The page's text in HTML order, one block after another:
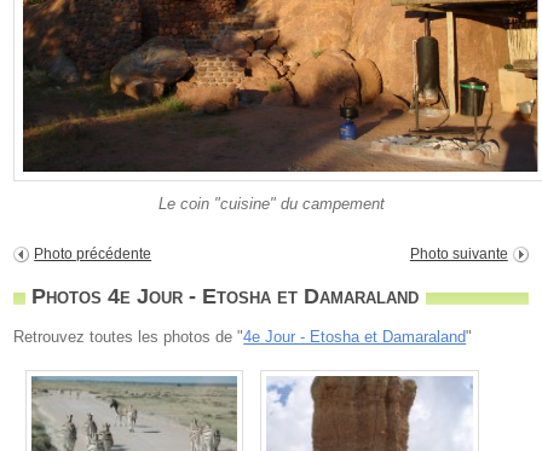
Le coin "cuisine" du campement
Photo précédente Photo suivante
Photos 4e Jour - Etosha et Damaraland
Retrouvez toutes les photos de "4e Jour - Etosha et Damaraland"